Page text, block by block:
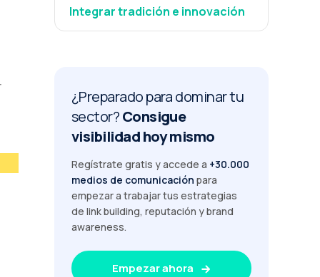
Integrar tradición e innovación
¿Preparado para dominar tu
sector?Consigue
visibilidad hoy mismo
Regístrate gratis y accede a +30.000
medios de comunicación para
empezar a trabajar tus estrategias
de link building, reputación y brand
awareness.
Empezar ahora